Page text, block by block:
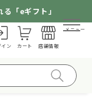
「eギフト」
イン カート 店舗情報
メニュー